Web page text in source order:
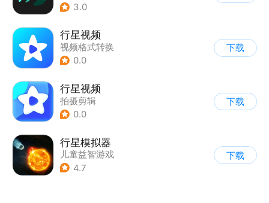
3.0
行星视频
视频格式转换
0.0
下载
行星视频
拍摄剪辑
0.0
下载
行星模拟器
儿童益智游戏
| 娱乐测试
4.7
下载